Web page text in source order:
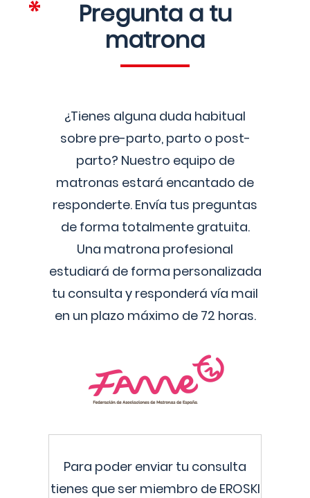
Pregunta a tu
matrona
¿Tienes alguna duda habitual
sobre pre-parto, parto o post-
parto? Nuestro equipo de
matronas estará encantado de
responderte. Envía tus preguntas
de forma totalmente gratuita.
Una matrona profesional
estudiará de forma personalizada
tu consulta y responderá vía mail
en un plazo máximo de 72 horas.
Para poder enviar tu consulta
tienes que ser miembro de EROSKI